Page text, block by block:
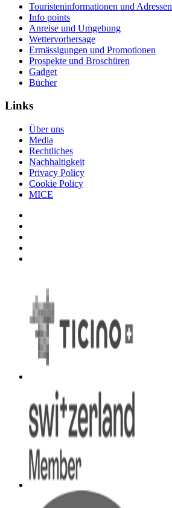
Touristeninformationen und Adressen
Info points
Anreise und Umgebung
Wettervorhersage
Ermässigungen und Promotionen
Prospekte und Broschüren
Gadget
Bücher
Links
Über uns
Media
Rechtliches
Nachhaltigkeit
Privacy Policy
Cookie Policy
MICE